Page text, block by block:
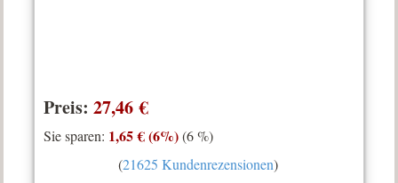
Preis: 27,46 €
Sie sparen: 1,65 € (6%)(6 %)
(21625 Kundenrezensionen)